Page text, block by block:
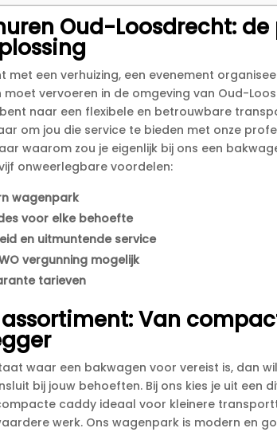
Oud-Loosdrecht:
met een verhuizing, een evenement
vervoeren in de omgeving van Oud-
naar een flexibele en betrouwbare
om jou die service te bieden met onze
waarom zou je eigenlijk bij ons een
onweerlegbare voordelen:
wagenpark
voor elke behoefte
en uitmuntende service
vergunning mogelijk
tarieven
Van
waar een bakwagen voor vereist is, dan
bij jouw behoeften.​ Bij ons kies je uit een
caddy ideaal voor kleinere
werk.​ Ons wagenpark is modern en